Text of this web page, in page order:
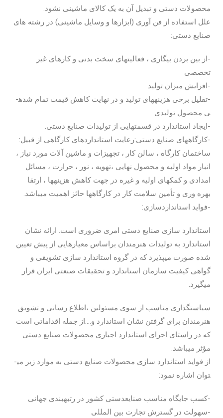
محصولات دستی و تبدیل آن به یک کالای ماشینی نشود.
علل استفاده از فن آوری (ابزارها و وسایل ماشینی) در رشته­ های
صنایع ­دستی:
-از بین بردن بیگاری ، فعالیتهای سخت بدنی و کارهای غیر
تخصصی
-افزایش میزان تولید
-تقلیل برخی هزینه­های تولید و در نهایت کاهش قیمت تمام شده­
ی محصول تولیدی
-ایجاد استاندارد در قسمت­هایی از تولیدات صنایع­ دستی.
-کارگاه­های صنایع ­دستی:رعایت استانداردهای کارگاهی از قبیل:
ساختمان کارگاه ، سالن کار ، تجهیزات و ماشین آلات مورد نیاز ،
انبار مواد اولیه و محصول نهایی ،تهویه ، نور ، حرارت ، مسائل
امدادی و کمک­های اولیه و غیره در جهت کاهش هزینه­ها ، ارتقا
بهره وری و تأمین سلامت کار در کارگاه­ها حائز اهمیت می­باشد.
-فواید استانداردسازی:
استاندارد سازی صنایع­ دستی امری ضروری است. ارائه نشان
استاندارد به تولیدات هنرمندان براساس معیارهایی از پیش تعیین
شده صورت می­پذیرد که در گروه استاندارد سازی تشویقی و
گواهی کیفیت سازمان استاندارد و تحقیقات صنعتی ایران قرار
می­گیرد.
سیاستگذاری مناسب از سوی مسئولین ،اطلاع رسانی و تشویق
هنرمندان برای گرفتن نشان استاندارد و….از جمله اقداماتی است
که در راستای اجرای استاندارد اجباری محصولات صنایع ­دستی
مؤثر می­باشد.
از فواید استاندارد سازی محصولات صنایع دستی به موارد زیر می­
توان اشاره نمود:
-کسب جایگاه مناسب صنایع­دستی کشور در رتبه­بندی جهانی
-سهولت در گسترش تجارت بین المللی